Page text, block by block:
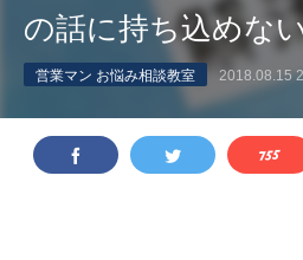
の話に持ち込めな
営業マン お悩み相談教室 2018.08.15